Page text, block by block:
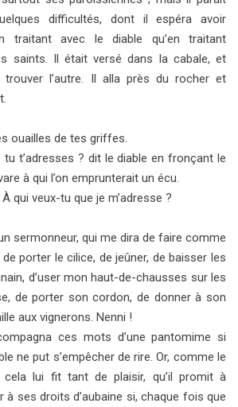
difficultés, dont il espéra avoir
traitant avec le diable qu’en traitant
saints. Il était versé dans la cabale, et
l’autre. Il alla près du rocher et
ouailles de tes griffes.
tu t’adresses ? dit le diable en fronçant le
à qui l’on emprunterait un écu.
qui veux-tu que je m’adresse ?
sermonneur, qui me dira de faire comme
de porter le cilice, de jeûner, de baisser les
d’user mon haut-de-chausses sur les
de porter son cordon, de donner à son
aux vignerons. Nenni !
ces mots d’une pantomime si
ne put s’empêcher de rire. Or, comme le
cela lui fit tant de plaisir, qu’il promit à
à ses droits d’aubaine si, chaque fois que